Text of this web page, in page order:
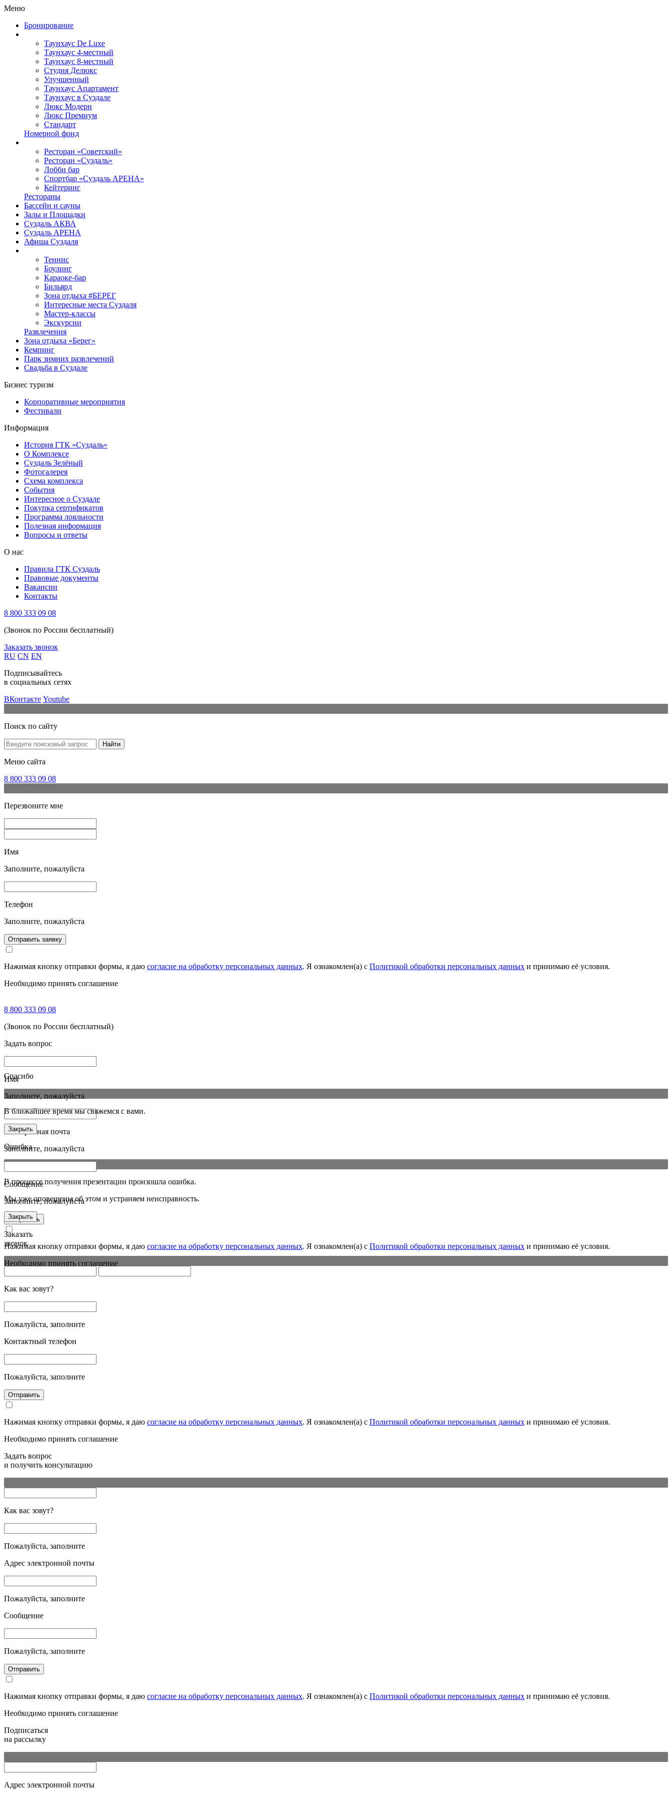
Меню
Бронирование
Таунхаус De Luxe
Таунхаус 4-местный
Таунхаус 8-местный
Студия Делюкс
Улучшенный
Таунхаус Апартамент
Таунхаус в Суздале
Люкс Модерн
Люкс Премиум
Стандарт
Номерной фонд
Ресторан «Советский»
Ресторан «Суздаль»
Лобби бар
Спортбар «Суздаль АРЕНА»
Кейтеринг
Рестораны
Бассейн и сауны
Залы и Площадки
Суздаль АКВА
Суздаль АРЕНА
Афиша Суздаля
Теннис
Боулинг
Караоке-бар
Бильярд
Зона отдыха #БЕРЕГ
Интересные места Суздаля
Мастер-классы
Экскурсии
Развлечения
Зона отдыха «Берег»
Кемпинг
Парк зимних развлечений
Свадьба в Суздале
Бизнес туризм
Корпоративные мероприятия
Фестивали
Информация
История ГТК «Суздаль»
О Комплексе
Суздаль Зелёный
Фотогалерея
Схема комплекса
Cобытия
Интересное о Суздале
Покупка сертификатов
Программа лояльности
Полезная информация
Вопросы и ответы
О нас
Правила ГТК Суздаль
Правовые документы
Вакансии
Контакты
8 800 333 09 08
(Звонок по России бесплатный)
Заказать звонок
RU CN EN
Подписывайтесь
в социальных сетях
ВКонтакте Youtube
Поиск по сайту
Найти
Меню сайта
8 800 333 09 08
Перезвоните мне
Имя
Заполните, пожалуйста
Телефон
Заполните, пожалуйста
Отправить заявку
Нажимая кнопку отправки формы, я даю согласие на обработку персональных данных. Я ознакомлен(а) с Политикой обработки персональных данных и принимаю её условия.
Необходимо принять соглашение
8 800 333 09 08
(Звонок по России бесплатный)
Задать вопрос
Имя
Заполните, пожалуйста
Электронная почта
Заполните, пожалуйста
Сообщение
Заполните, пожалуйста
Отправить
Нажимая кнопку отправки формы, я даю согласие на обработку персональных данных. Я ознакомлен(а) с Политикой обработки персональных данных и принимаю её условия.
Необходимо принять соглашение
Спасибо
В ближайшее время мы свяжемся с вами.
Закрыть
Ошибка
В процессе получения презентации произошла ошибка.
Мы уже оповещены об этом и устраняем неисправность.
Закрыть
Заказать
звонок
Как вас зовут?
Пожалуйста, заполните
Контактный телефон
Пожалуйста, заполните
Отправить
Нажимая кнопку отправки формы, я даю согласие на обработку персональных данных. Я ознакомлен(а) с Политикой обработки персональных данных и принимаю её условия.
Необходимо принять соглашение
Задать вопрос
и получить консультацию
Как вас зовут?
Пожалуйста, заполните
Адрес электронной почты
Пожалуйста, заполните
Сообщение
Пожалуйста, заполните
Отправить
Нажимая кнопку отправки формы, я даю согласие на обработку персональных данных. Я ознакомлен(а) с Политикой обработки персональных данных и принимаю её условия.
Необходимо принять соглашение
Подписаться
на рассылку
Адрес электронной почты